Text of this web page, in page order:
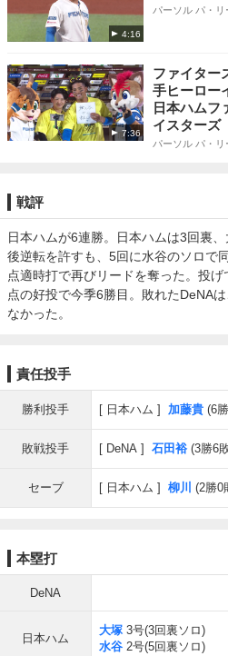
4:16
パーソル パ・リ
7:36
ファイター
手ヒーロー
日本ハムフ
イスターズ
パーソル パ・リ
戦評
日本ハムが6連勝。日本ハムは3回裏
後逆転を許すも、5回に水谷のソロで
点適時打で再びリードを奪った。投
点の好投で今季6勝目。敗れたDeNA
なかった。
責任投手
勝利投手 日本ハム 加藤貴 (6
敗戦投手 DeNA 石田裕 (3勝6
セーブ 日本ハム 柳川 (2勝0
本塁打
DeNA
日本ハム
大塚 3号(3回裏ソロ)
水谷 2号(5回裏ソロ)